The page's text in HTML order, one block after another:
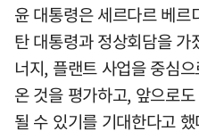
윤 대통령은 세르다르 베
탄 대통령과 정상회담을
너지, 플랜트 사업을 중심
온 것을 평가하고, 앞으로
될 수 있기를 기대한다고 했